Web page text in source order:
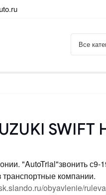
Искать
SWIFT
"AutoTrial"звонить с9-
компании.
obyavlenie/